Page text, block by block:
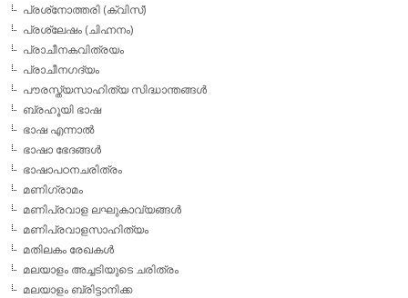
പ്രശ്‌നോത്തരി (ക്വിസ്)
പ്രശ്ലേഷം (ചിഹ്നനം)
പ്രാചീനകവിത്രയം
പ്രാചീനഗദ്യം
പൗരസ്ത്യസാഹിത്യ സിദ്ധാന്തങ്ങള്‍
ബ്രഹൂയി ഭാഷ
ഭാഷ എന്നാല്‍
ഭാഷാ ഭേദങ്ങള്‍
ഭാഷാപഠനചരിത്രം
മണിഗ്രാമം
മണിപ്രവാള ലഘുകാവ്യങ്ങള്‍
മണിപ്രവാളസാഹിത്യം
മതിലകം രേഖകള്‍
മലയാളം അച്ചടിയുടെ ചരിത്രം
മലയാളം ബ്രിട്ടാനിക്ക